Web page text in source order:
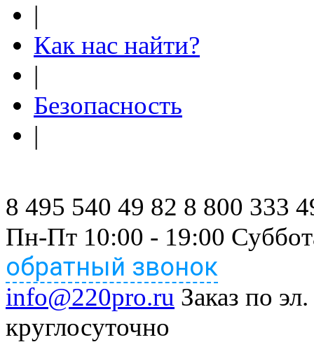
|
Как нас найти?
|
Безопасность
|
8 495 540 49 82 8 800 333
Пн-Пт 10:00 - 19:00
обратный звонок
info@220pro.ru Заказ по
круглосуточно